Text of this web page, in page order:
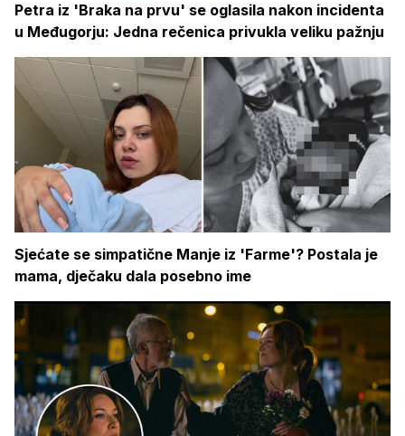
Petra iz 'Braka na prvu' se oglasila nakon incidenta
u Međugorju: Jedna rečenica privukla veliku pažnju
Sjećate se simpatične Manje iz 'Farme'? Postala je
mama, dječaku dala posebno ime